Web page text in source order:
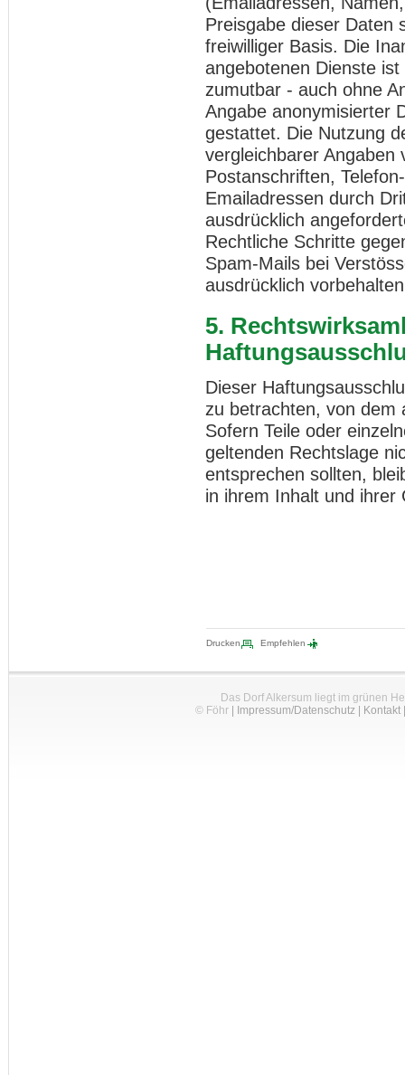
Preisgabe dieser Daten
freiwilliger Basis. Die
angebotenen Dienste
zumutbar - auch ohne
Angabe anonymisierter
gestattet. Die Nutzung
vergleichbarer Angaben
Postanschriften,
Emailadressen durch
ausdrücklich
Rechtliche Schritte
Spam-Mails bei
ausdrücklich
5.
Dieser
zu betrachten, von dem
Sofern Teile oder
geltenden Rechtslage
entsprechen sollten,
in ihrem Inhalt und ihrer
Drucken Empfehlen
Das Dorf Alkersum liegt im grünen
© Föhr| Impressum/Datenschutz| Kontakt